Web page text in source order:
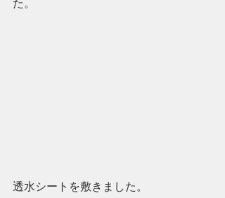
た。
透水シートを敷きました。